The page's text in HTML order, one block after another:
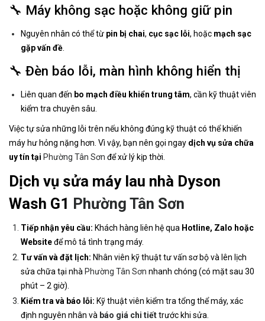
🔧 Máy không sạc hoặc không giữ pin
Nguyên nhân có thể từ pin bị chai, cục sạc lỗi, hoặc mạch sạc
gặp vấn đề
🔧 Đèn báo lỗi, màn hình không hiển thị
Liên quan đến bo mạch điều khiển trung tâm, cần kỹ thuật viên
kiểm tra chuyên sâu.
Việc tự sửa những lỗi trên nếu không đúng kỹ thuật có thể khiến
máy hư hỏng nặng hơn. Vì vậy, bạn nên gọi ngay dịch vụ sửa chữa
uy tín tại Phường Tân Sơn để xử lý kịp thời.
Dịch vụ sửa máy lau nhà Dyson
Wash G1 Phường Tân Sơn
Tiếp nhận yêu cầu: Khách hàng liên hệ qua Hotline, Zalo hoặc
Websiteđể mô tả tình trạng máy.
Tư vấn và đặt lịch: Nhân viên kỹ thuật tư vấn sơ bộ và lên lịch
sửa chữa tại nhà Phường Tân Sơn nhanh chóng (có mặt sau 30
phút – 2 giờ).
Kiểm tra và báo lỗi: Kỹ thuật viên kiểm tra tổng thể máy, xác
định nguyên nhân và báo giá chi tiếttrước khi sửa.